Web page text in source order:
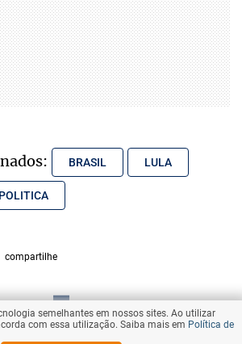
BRASIL LULA
POLITICA
compartilhe
VOLTAR AO TOPO
semelhantes em nossos sites. Ao utilizar
com essa utilização. Saiba mais em Política de